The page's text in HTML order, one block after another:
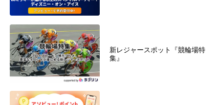
新レジャースポット『競輪場特
集』